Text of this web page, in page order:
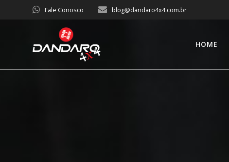
Fale Conosco blog@dandaro4x4.com.br
HOME